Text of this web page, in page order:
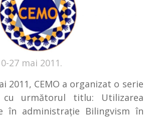
27 mai 2011.
2011, CEMO a organizat o serie
următorul titlu: Utilizarea
în administraţie Bilingvism în